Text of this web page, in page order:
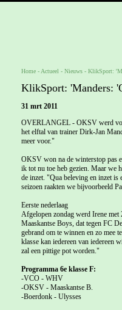
Home- Actueel - Nieuws- KlikSport:
KlikSport: 'Manders:
31 mrt 2011
OVERLANGEL - OKSV werd
het elftal van trainer Dirk-Jan
meer voor."
OKSV won na de winterstop pas
ik tot nu toe heb gezien. Maar we
de inzet. "Qua beleving en inzet
seizoen raakten we bijvoorbeeld
Eerste nederlaag
Afgelopen zondag werd Irene met
Maaskantse Boys, dat tegen FC
gebrand om te winnen en zo mee
klasse kan iedereen van iedereen
zal een pittige pot worden."
Programma 6e klasse F:
-VCO - WHV
-OKSV - Maaskantse B.
-Boerdonk - Ulysses